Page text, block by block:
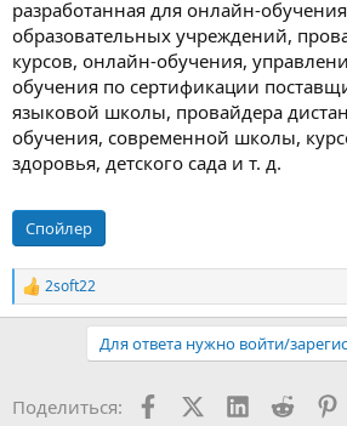
разработанная для онлайн-
образовательных учреждений,
курсов, онлайн-обучения,
обучения по сертификации
языковой школы, провайдера
обучения, современной школы,
здоровья, детского сада и т. д.
Спойлер
Р
е
и
2soft22
Для ответа нужно войти/
Поделиться: FacebookX (Twitter)
LinkedIn
Reddit